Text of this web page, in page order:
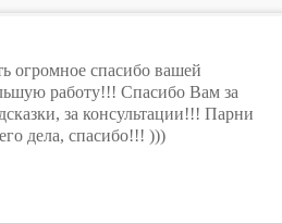
огромное спасибо вашей
работу!!! Спасибо Вам за
за консультации!!! Парни
дела, спасибо!!! )))